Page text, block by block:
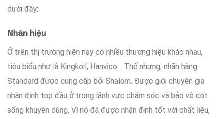
dưới đây:
Nhãn hiệu
Ở trên thị trường hiện nay có nhiều thương hiệu khác nhau,
tiêu biểu như là Kingkoil, Hanvico… Thế nhưng, nhãn hàng
Standard được cung cấp bởi Shalom. Được giới chuyên gia
nhận định top đầu ở trong lãnh vực chăm sóc và bảo vệ cột
sống khuyên dùng Vì nó đã được nhận định tốt với chất liệu,